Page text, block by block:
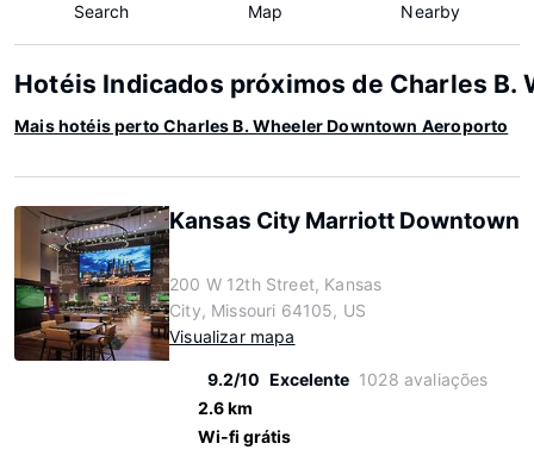
Search Map Nearby
Hotéis Indicados próximos de Charles B.
Mais hotéis perto Charles B. Wheeler Downtown Aeroporto
Kansas City Marriott Downtown
200 W 12th Street, Kansas
City, Missouri 64105, US
Visualizar mapa
9.2/10 Excelente 1028 avaliações
2.6 km
Wi-fi grátis